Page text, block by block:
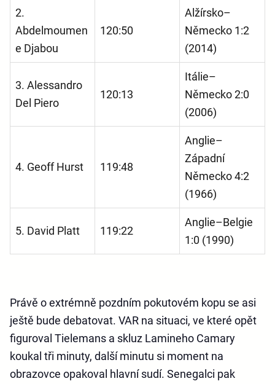
2.
Abdelmoumen
e Djabou
120:50
Alžírsko–
Německo 1:2
(2014)
3. Alessandro
Del Piero
120:13
Itálie–
Německo 2:0
(2006)
4. Geoff Hurst 119:48
Anglie–
Západní
Německo 4:2
(1966)
5. David Platt 119:22
Anglie–Belgie
1:0 (1990)
Právě o extrémně pozdním pokutovém kopu se asi
ještě bude debatovat. VAR na situaci, ve které opět
figuroval Tielemans a skluz Lamineho Camary
koukal tři minuty, další minutu si moment na
obrazovce opakoval hlavní sudí. Senegalci pak